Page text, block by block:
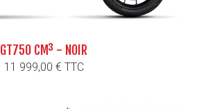
GT750 CM³ - NOIR
Prix
11 999,00 € TTC